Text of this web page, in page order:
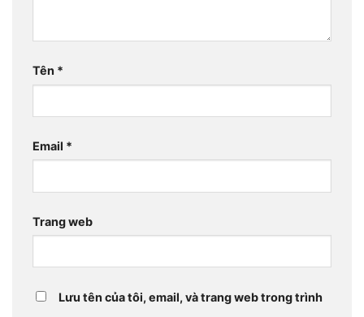
Tên *
Email *
Trang web
Lưu tên của tôi, email, và trang web trong trình